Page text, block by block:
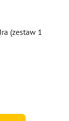
(zestaw 1